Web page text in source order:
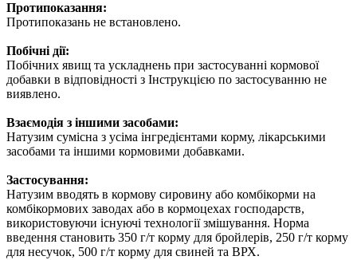
Протипоказання:
Протипоказань не встановлено.
Побічні дії:
Побічних явищ та ускладнень при застосуванні кормової
добавки в відповідності з Інструкцією по застосуванню не
виявлено.
Взаємодія з іншими засобами:
Натузим сумісна з усіма інгредієнтами корму, лікарськими
засобами та іншими кормовими добавками.
Застосування:
Натузим вводять в кормову сировину або комбікорми на
комбікормових заводах або в кормоцехах господарств,
використовуючи існуючі технології змішування. Норма
введення становить 350 г/т корму для бройлерів, 250 г/т корму
для несучок, 500 г/т корму для свиней та ВРХ.